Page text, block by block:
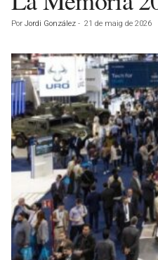
Por Jordi González - 21 de maig de 2026